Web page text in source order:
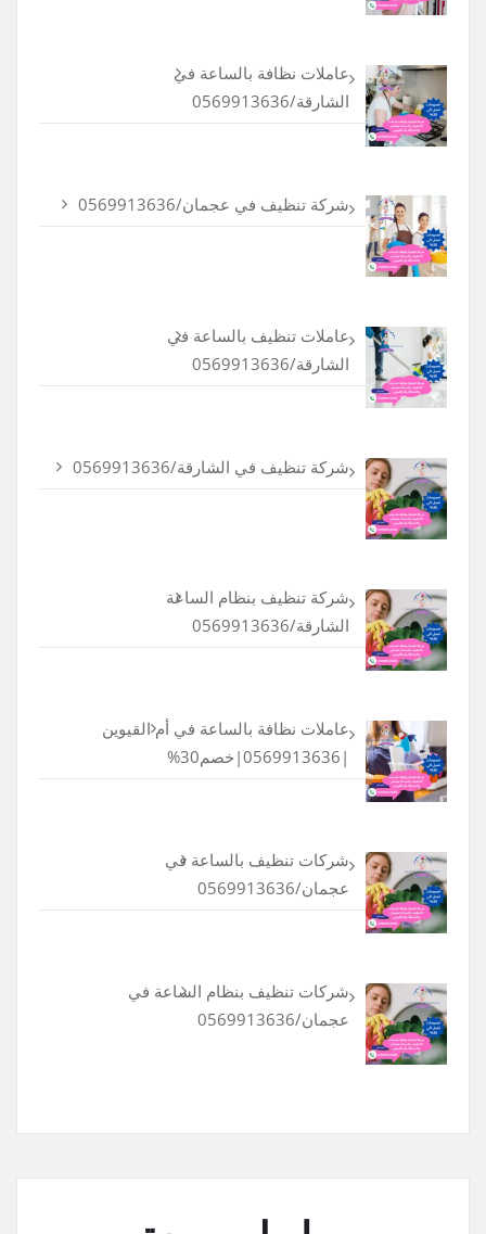
عاملات نظافة بالساعة في
الشارقة/0569913636
شركة تنظيف في عجمان/0569913636
عاملات تنظيف بالساعة في
الشارقة/0569913636
شركة تنظيف في الشارقة/0569913636
شركة تنظيف بنظام الساعة
الشارقة/0569913636
عاملات نظافة بالساعة في أم القيوين
|0569913636|خصم30%
شركات تنظيف بالساعة في
عجمان/0569913636
شركات تنظيف بنظام الساعة في
عجمان/0569913636